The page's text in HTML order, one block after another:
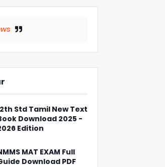
Std Tamil New Text
Download 2025 -
Edition
MAT EXAM Full
Download PDF